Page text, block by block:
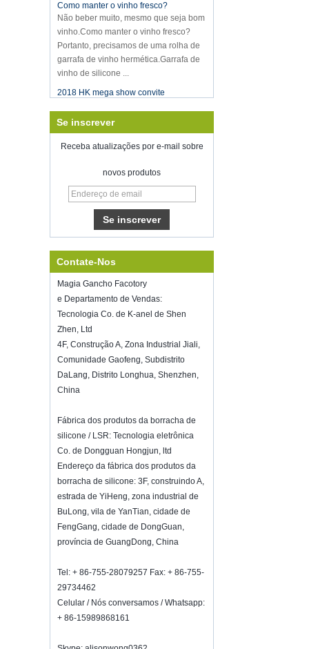
Não beber muito, mesmo que seja bom
vinho.Como manter o vinho fresco?
Portanto, precisamos de uma rolha de
garrafa de vinho hermética.Garrafa de
vinho de silicone ...
Participaremos do Mega Show Part
de 2018, o número é 3E-C33,
esperando por sua chegada!
Bem-vindo a encontrar-se conosco no
Place Chicago IL USA.Booth N6819.
Selador de vácuo de armazenamento
de alimentos
Boa sorte com o seu trabalho durante
todo o ano novo
8 alimentado.2022. Para mais
informações de bussiness, entre em
contato com Wendy.E-mail:
sales5@kring.com Tel / WhatsApp: +8
...
Hot selling products
Hot selling products :portable mini
vacuum sealer 1) For the vacuum
sealer, we have two versions, updated
K-Ring's booth number N6819 - The
Inspired Home Show,McCormick Place,
Chicago, IL, March 5-7, 20
We are going toattend The Inspired
Home Show,McCormick Place,
Chicago, IL, March 5-7, 2022,booth
number N6819, welcome to visit
us. Best Choice To K...
Como manter o vinho fresco?
Não beber muito, mesmo que seja bom
vinho de silicone ...
2018 HK mega show convite
Se inscrever
Receba atualizações por e-mail sobre
novos produtos
Contate-Nos
Magia Gancho Facotory
e Departamento de Vendas:
Tecnologia Co. de K-anel de Shen
Zhen, Ltd
4F, Construção A, Zona Industrial Jiali,
Comunidade Gaofeng, Subdistrito
DaLang, Distrito Longhua, Shenzhen,
China
Fábrica dos produtos da borracha de
silicone / LSR: Tecnologia eletrônica
Co. de Dongguan Hongjun, ltd
Endereço da fábrica dos produtos da
borracha de silicone: 3F, construindo A,
estrada de YiHeng, zona industrial de
BuLong, vila de YanTian, ​​cidade de
FengGang, cidade de DongGuan,
província de GuangDong, China
Tel: + 86-755-28079257 Fax: + 86-755-
29734462
Celular / Nós conversamos / Whatsapp:
+ 86-15989868161